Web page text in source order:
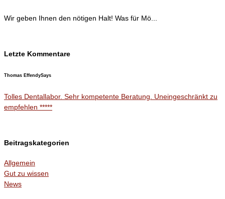
Wir geben Ihnen den nötigen Halt! Was für Mö...
Letzte Kommentare
Thomas EffendySays
Tolles Dentallabor. Sehr kompetente Beratung. Uneingeschränkt zu
empfehlen *****
Beitragskategorien
Allgemein
Gut zu wissen
News